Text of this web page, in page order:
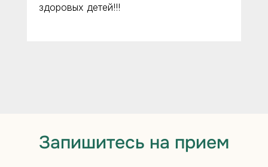
здоровых детей!!!
Запишитесь на прием